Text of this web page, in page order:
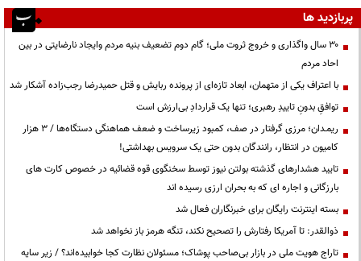
پربازدید ها
۳۰ سال واگذاری و خروج ثروت ملی؛ گام دوم تضعیف بنیه مردم وایجاد نارضایتی در بین
احاد مردم
با اعتراف یکی از متهمان، ابعاد تازه‌ای از پرونده ربایش و قتل حمیدرضا رجب‌زاده آشکار شد
توافقِ بدونِ تاییدِ رهبری؛ تنها یک قراردادِ بی‌ارزش است
ریمـدان؛ مرزی گرفتار در صف، کمبود زیرساخت و ضعف هماهنگی دستگاه‌ها / ۳ هزار
کامیون در انتظار، رانندگان بدون حتی یک سرویس بهداشتی!
تایید هشدارهای گذشته بولتن نیوز توسط سخنگوی قوه قضائیه در خصوص کارت های
بارزگانی و اجاره ای که به بحران ارزی رسیده اند
بسته اینترنت رایگان برای خبرنگاران فعال شد
ذوالقدر: تا آمریکا رفتارش را تصحیح نکند، تنگه هرمز باز نخواهد شد
تاراج هویت ملی در بازار بی‌صاحب پوشاک؛ مسئولان نظارت کجا خوابیده‌اند؟ / زیر سایه